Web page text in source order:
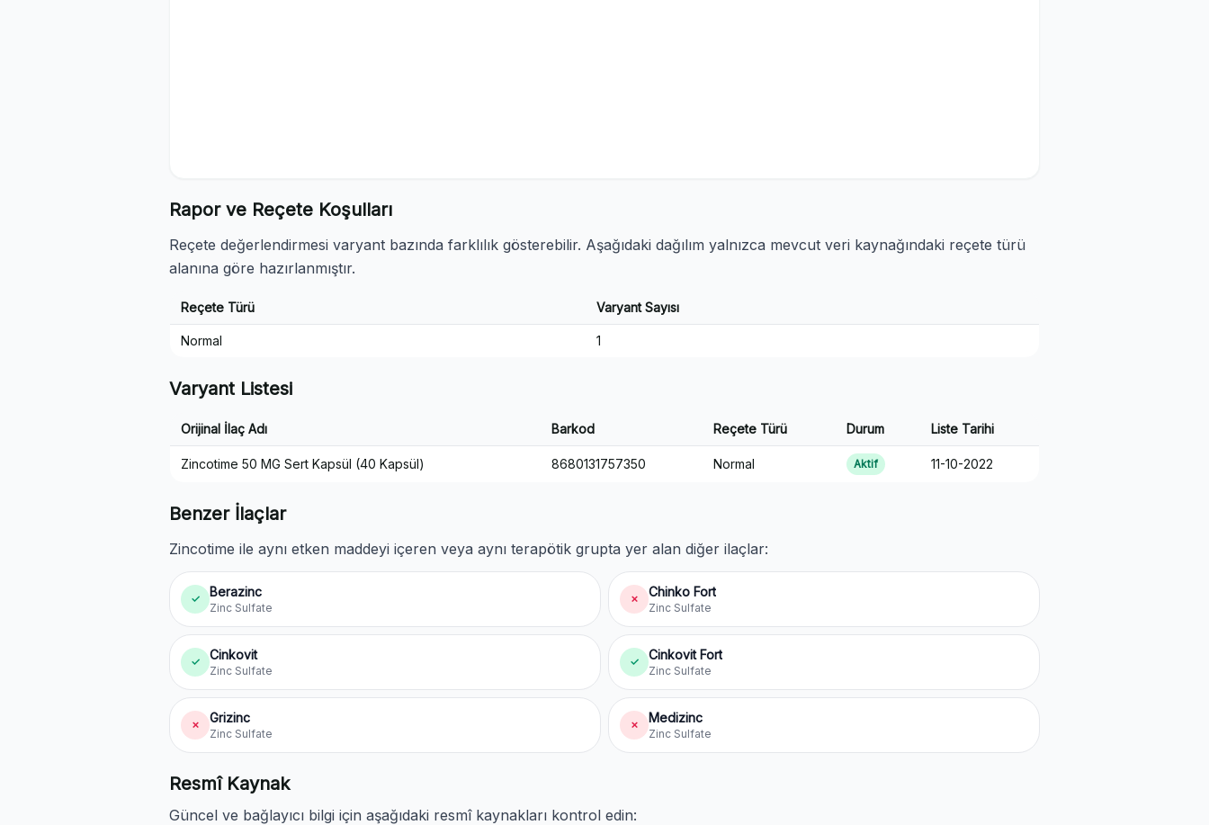
Rapor ve Reçete Koşulları
Reçete değerlendirmesi varyant bazında farklılık gösterebilir. Aşağıdaki dağılım yalnızca mevcut veri kaynağındaki reçete türü
alanına göre hazırlanmıştır.
Reçete Türü Varyant Sayısı
Normal 1
Varyant Listesi
Orijinal İlaç Adı Barkod Reçete Türü Durum Liste Tarihi
Zincotime 50 MG Sert Kapsül (40 Kapsül) 8680131757350 Normal Aktif 11-10-2022
Benzer İlaçlar
Zincotime ile aynı etken maddeyi içeren veya aynı terapötik grupta yer alan diğer ilaçlar:
✓ Berazinc
Zinc Sulfate
✗ Chinko Fort
Zinc Sulfate
✓ Cinkovit
Zinc Sulfate
✓ Cinkovit Fort
Zinc Sulfate
✗ Grizinc
Zinc Sulfate
✗ Medizinc
Zinc Sulfate
Resmî Kaynak
Güncel ve bağlayıcı bilgi için aşağıdaki resmî kaynakları kontrol edin: